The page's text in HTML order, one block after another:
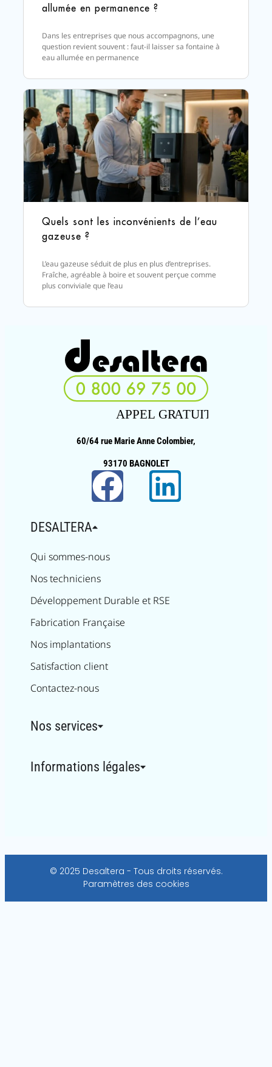
allumée en permanence ?
Dans les entreprises que nous accompagnons, une
question revient souvent : faut-il laisser sa fontaine à
eau allumée en permanence
Quels sont les inconvénients de l’eau
gazeuse ?
L’eau gazeuse séduit de plus en plus d’entreprises.
Fraîche, agréable à boire et souvent perçue comme
plus conviviale que l’eau
60/64 rue Marie Anne Colombier,
93170 BAGNOLET
DESALTERA
Qui sommes-nous
Nos techniciens
Développement Durable et RSE
Fabrication Française
Nos implantations
Satisfaction client
Contactez-nous
Nos services
Informations légales
© 2025 Desaltera - Tous droits réservés.
Paramètres des cookies